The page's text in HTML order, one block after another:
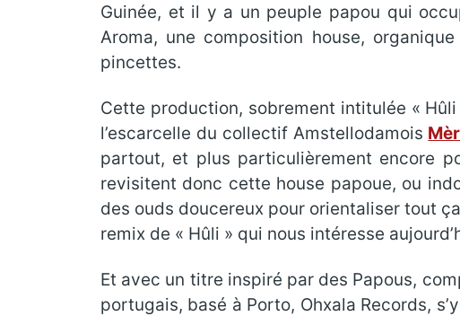
Guinée, et il y a un peuple papou qui
Aroma, une composition house,
pincettes.
Cette production, sobrement intitulée «
l’escarcelle du collectif Amstellodamois
partout, et plus particulièrement encore
revisitent donc cette house papoue, ou
des ouds doucereux pour orientaliser tout
remix de « Hûli » qui nous intéresse
Et avec un titre inspiré par des Papous,
portugais, basé à Porto, Ohxala Records,